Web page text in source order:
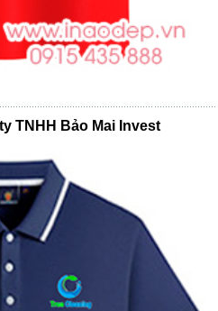
TNHH Bảo Mai Invest